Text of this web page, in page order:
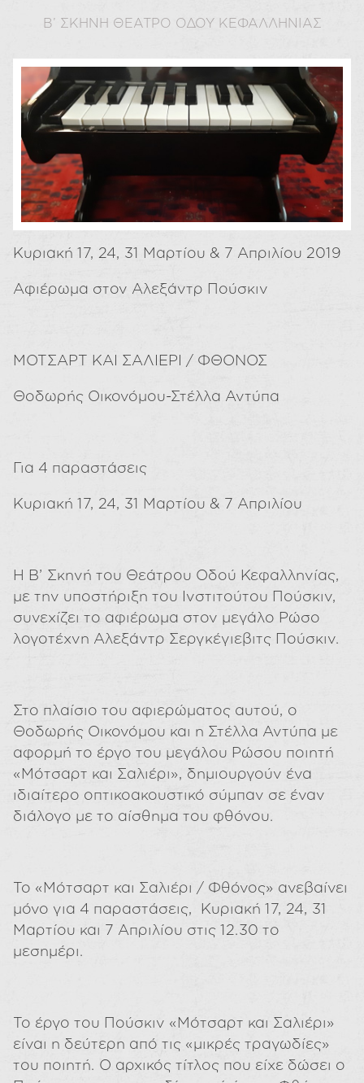
Β’ ΣΚΗΝΗ ΘΕΑΤΡΟ ΟΔΟΥ ΚΕΦΑΛΛΗΝΙΑΣ
Κυριακή 17, 24, 31 Μαρτίου & 7 Απριλίου 2019
Αφιέρωμα στον Αλεξάντρ Πούσκιν
ΜΟΤΣΑΡΤ ΚΑΙ ΣΑΛΙΕΡΙ / ΦΘΟΝΟΣ
Θοδωρής Οικονόμου-Στέλλα Αντύπα
Για 4 παραστάσεις
Κυριακή 17, 24, 31 Μαρτίου & 7 Απριλίου
Η Β’ Σκηνή του Θεάτρου Οδού Κεφαλληνίας,
με την υποστήριξη του Ινστιτούτου Πούσκιν,
συνεχίζει το αφιέρωμα στον μεγάλο Ρώσο
λογοτέχνη Αλεξάντρ Σεργκέγιεβιτς Πούσκιν.
Στο πλαίσιο του αφιερώματος αυτού, ο
Θοδωρής Οικονόμου και η Στέλλα Αντύπα με
αφορμή το έργο του μεγάλου Ρώσου ποιητή
«Μότσαρτ και Σαλιέρι», δημιουργούν ένα
ιδιαίτερο οπτικοακουστικό σύμπαν σε έναν
διάλογο με το αίσθημα του φθόνου.
Το «Μότσαρτ και Σαλιέρι / Φθόνος» ανεβαίνει
μόνο για 4 παραστάσεις, Κυριακή 17, 24, 31
Μαρτίου και 7 Απριλίου στις 12.30 το
μεσημέρι.
Το έργο του Πούσκιν «Μότσαρτ και Σαλιέρι»
είναι η δεύτερη από τις «μικρές τραγωδίες»
του ποιητή. Ο αρχικός τίτλος που είχε δώσει ο